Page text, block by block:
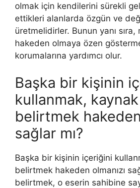
olmak için kendilerini sürekli
ettikleri alanlarda özgün ve
üretmelidirler. Bunun yanı sıra,
hakeden olmaya özen
korumalarına yardımcı olur.
Başka bir kişinin
kullanmak, kaynak
belirtmek
sağlar mı?
Başka bir kişinin içeriğini
belirtmek hakeden olmanızı
belirtmek, o eserin sahibine